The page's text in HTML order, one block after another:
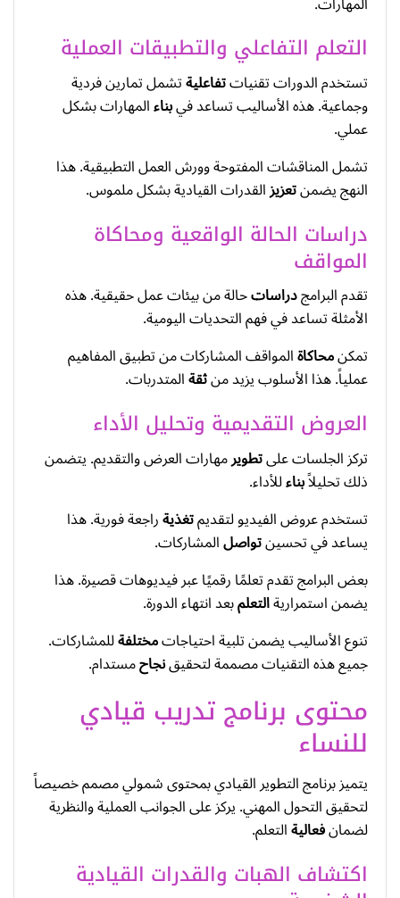
التعلم التفاعلي والتطبيقات العملية
تستخدم الدورات تقنياتتفاعليةتشمل تمارين فردية
وجماعية. هذه الأساليب تساعد فيبناءالمهارات بشكل
عملي.
تشمل المناقشات المفتوحة وورش العمل التطبيقية. هذا
النهج يضمنتعزيزالقدرات القيادية بشكل ملموس.
دراسات الحالة الواقعية ومحاكاة
المواقف
تقدم البرامجدراساتحالة من بيئات عمل حقيقية. هذه
الأمثلة تساعد في فهم التحديات اليومية.
تمكنمحاكاةالمواقف المشاركات من تطبيق المفاهيم
عملياً. هذا الأسلوب يزيد منثقةالمتدربات.
العروض التقديمية وتحليل الأداء
تركز الجلسات علىتطويرمهارات العرض والتقديم. يتضمن
ذلك تحليلاًبناءللأداء.
تستخدم عروض الفيديو لتقديمتغذيةراجعة فورية. هذا
يساعد في تحسينتواصلالمشاركات.
بعض البرامج تقدم تعلمًا رقميًا عبر فيديوهات قصيرة. هذا
يضمن استمراريةالتعلمبعد انتهاء الدورة.
تنوع الأساليب يضمن تلبية احتياجاتمختلفةللمشاركات.
جميع هذه التقنيات مصممة لتحقيقنجاحمستدام.
محتوى برنامج تدريب قيادي
للنساء
يتميز برنامج التطوير القيادي بمحتوى شمولي مصمم خصيصاً
لتحقيق التحول المهني. يركز على الجوانب العملية والنظرية
لضمانفعاليةالتعلم.
اكتشاف الهبات والقدرات القيادية